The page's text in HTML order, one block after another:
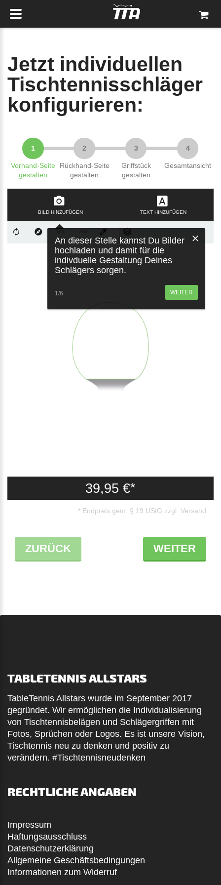
Jetzt individuellen
Tisch­tennis­schlä­ger
konfigurieren:
Vorhand-Seite
gestalten
Rückhand-Seite
gestalten
Griffstück
gestalten
Gesamtansicht
BILD HINZUFÜGEN TEXT HINZUFÜGEN
39,95 €*
* Endpreis gem. § 19 UStG zzgl. Versand
ZURÜCK WEITER
TABLETENNIS ALLSTARS
TableTennis Allstars wurde im September 2017
gegründet. Wir ermöglichen die Individualisierung
von Tischtennisbelägen und Schlägergriffen mit
Fotos, Sprüchen oder Logos. Es ist unsere Vision,
Tischtennis neu zu denken und positiv zu
verändern. #Tischtennisneudenken
RECHTLICHE ANGABEN
Impressum
Haftungsausschluss
Datenschutzerklärung
Allgemeine Geschäftsbedingungen
Informationen zum Widerruf
An dieser Stelle kannst Du Bilder
hochladen und damit für die
indivduelle Gestaltung Deines
Schlägers sorgen.
WEITER
1/6